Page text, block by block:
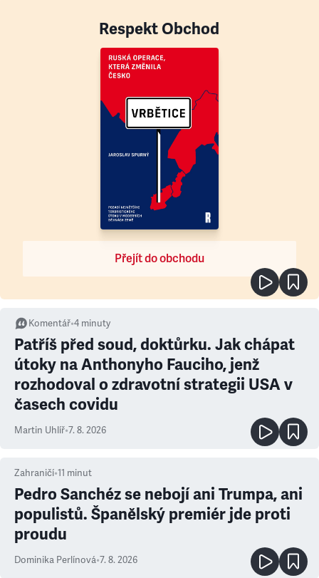
Respekt Obchod
Přejít do obchodu
Komentář•4 minuty
Patříš před soud, doktůrku. Jak chápat
útoky na Anthonyho Fauciho, jenž
rozhodoval o zdravotní strategii USA v
časech covidu
Martin Uhlíř•7. 8. 2026
Zahraničí•11 minut
Pedro Sanchéz se nebojí ani Trumpa, ani
populistů. Španělský premiér jde proti
proudu
Dominika Perlínová•7. 8. 2026